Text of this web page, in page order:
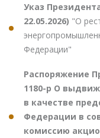
Указ
22.05.2026) "О
Федерации"
Распоряжение
1180-р О
в качестве
Федерации в
комиссию